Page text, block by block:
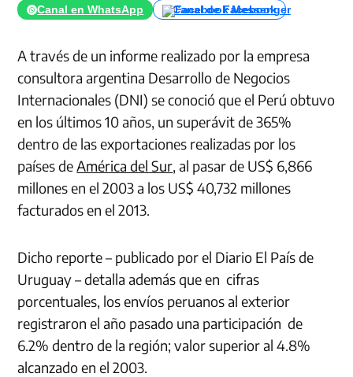
Canal en WhatsApp
Canal de Facebook
A través de un informe realizado por la empresa
consultora argentina Desarrollo de Negocios
Internacionales (DNI) se conoció que el Perú obtuvo
en los últimos 10 años, un superávit de 365%
dentro de las exportaciones realizadas por los
países deAmérica del Sur, al pasar de US$ 6,866
millones en el 2003 a los US$ 40,732 millones
facturados en el 2013.
Dicho reporte – publicado por el Diario El País de
Uruguay – detalla además que en cifras
porcentuales, los envíos peruanos al exterior
registraron el año pasado una participación de
6.2% dentro de la región; valor superior al 4.8%
alcanzado en el 2003.